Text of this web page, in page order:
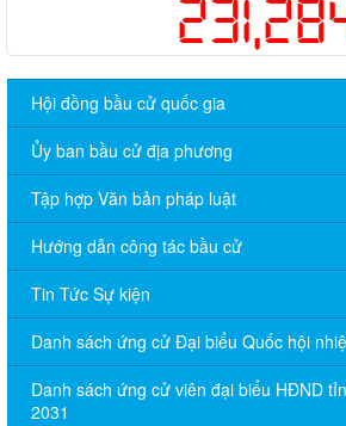
Hội đồng bầu cử quốc gia
Ủy ban bầu cử địa phương
Tập hợp Văn bản pháp luật
Hướng dẫn công tác bầu cử
Tin Tức Sự kiện
Danh sách ứng cử Đại biểu Quốc hội
Danh sách ứng cử viên đại biểu HĐND
2031